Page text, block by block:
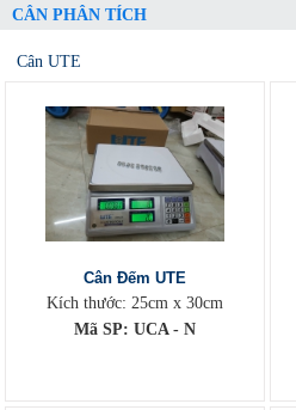
CÂN PHÂN TÍCH
Cân UTE
Cân Đếm UTE
Kích thước: 25cm x 30cm
Mã SP: UCA - N